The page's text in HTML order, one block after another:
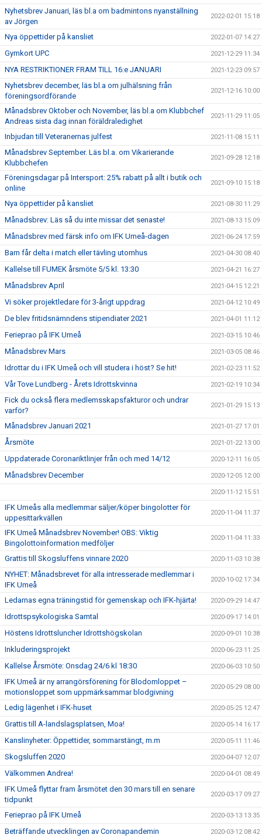
Nyhetsbrev Januari, läs bl.a om badmintons nyanställning
av Jörgen
2022-02-01 15:18
Nya öppettider på kansliet 2022-01-07 14:27
Gymkort UPC 2021-12-29 11:34
NYA RESTRIKTIONER FRAM TILL 16:e JANUARI 2021-12-23 09:57
Nyhetsbrev december, läs bl.a om julhälsning från
föreningsordförande
2021-12-16 10:00
Månadsbrev Oktober och November, läs bl.a om Klubbchef
Andreas sista dag innan föräldraledighet
2021-11-29 11:05
Inbjudan till Veteranernas julfest 2021-11-08 15:11
Månadsbrev September. Läs bl.a. om Vikarierande
Klubbchefen
2021-09-28 12:18
Föreningsdagar på Intersport: 25% rabatt på allt i butik och
online
2021-09-10 15:18
Nya öppettider på kansliet 2021-08-30 11:29
Månadsbrev: Läs så du inte missar det senaste! 2021-08-13 15:09
Månadsbrev med färsk info om IFK Umeå-dagen 2021-06-24 17:59
Barn får delta i match eller tävling utomhus 2021-04-30 08:40
Kallelse till FUMEK årsmöte 5/5 kl. 13:30 2021-04-21 16:27
Månadsbrev April 2021-04-15 12:21
Vi söker projektledare för 3-årigt uppdrag 2021-04-12 10:49
De blev fritidsnämndens stipendiater 2021 2021-04-01 11:12
Ferieprao på IFK Umeå 2021-03-15 10:46
Månadsbrev Mars 2021-03-05 08:46
Idrottar du i IFK Umeå och vill studera i höst? Se hit! 2021-02-23 11:52
Vår Tove Lundberg - Årets Idrottskvinna 2021-02-19 10:34
Fick du också flera medlemsskapsfakturor och undrar
varför?
2021-01-29 15:13
Månadsbrev Januari 2021 2021-01-27 17:01
Årsmöte 2021-01-22 13:00
Uppdaterade Coronariktlinjer från och med 14/12 2020-12-11 16:05
Månadsbrev December 2020-12-05 12:00
2020-11-12 15:51
IFK Umeås alla medlemmar säljer/köper bingolotter för
uppesittarkvällen
2020-11-04 11:37
IFK Umeå Månadsbrev November! OBS: Viktig
Bingolottoinformation medföljer
2020-11-04 11:33
Grattis till Skogsluffens vinnare 2020 2020-11-03 10:38
NYHET: Månadsbrevet för alla intresserade medlemmar i
IFK Umeå
2020-10-02 17:34
Ledarnas egna träningstid för gemenskap och IFK-hjärta! 2020-09-29 14:47
Idrottspsykologiska Samtal 2020-09-17 14:01
Höstens Idrottsluncher Idrottshögskolan 2020-09-01 10:38
Inkluderingsprojekt 2020-06-23 11:25
Kallelse Årsmöte: Onsdag 24/6 kl 18:30 2020-06-03 10:50
IFK Umeå är ny arrangörsförening för Blodomloppet –
motionsloppet som uppmärksammar blodgivning
2020-05-29 08:00
Ledig lägenhet i IFK-huset 2020-05-25 12:47
Grattis till A-landslagsplatsen, Moa! 2020-05-14 16:17
Kanslinyheter: Öppettider, sommarstängt, m.m 2020-05-11 11:46
Skogsluffen 2020 2020-04-07 12:07
Välkommen Andrea! 2020-04-01 08:49
IFK Umeå flyttar fram årsmötet den 30 mars till en senare
tidpunkt
2020-03-17 09:27
Ferieprao på IFK Umeå 2020-03-13 13:35
Beträffande utvecklingen av Coronapandemin 2020-03-12 08:42